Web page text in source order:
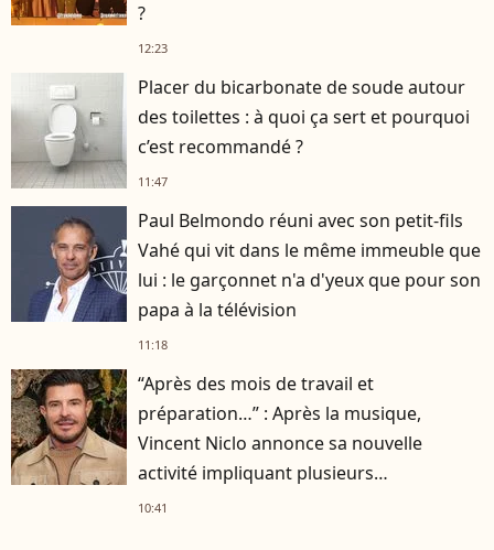
?
12:23
Placer du bicarbonate de soude autour
des toilettes : à quoi ça sert et pourquoi
c’est recommandé ?
11:47
Paul Belmondo réuni avec son petit-fils
Vahé qui vit dans le même immeuble que
lui : le garçonnet n'a d'yeux que pour son
papa à la télévision
11:18
“Après des mois de travail et
préparation…” : Après la musique,
Vincent Niclo annonce sa nouvelle
activité impliquant plusieurs
personnalités
10:41